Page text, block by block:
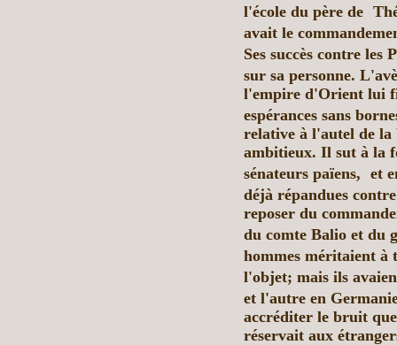
l'école du père de
avait le
Ses succès contre
sur sa personne.
l'empire d'Orient lui
espérances sans
relative à l'autel de la
ambitieux. Il sut à la
sénateurs païens, et
déjà répandues
reposer du
du comte Balio et du
hommes méritaient à
l'objet; mais ils
et l'autre en
accréditer le bruit
réservait aux